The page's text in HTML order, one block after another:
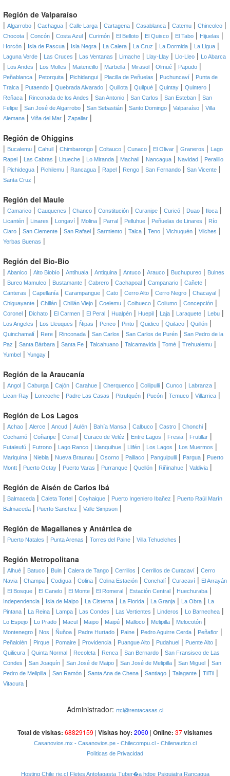
Región de Valparaíso
| Algarrobo | Cachagua | Calle Larga | Cartagena | Casablanca | Catemu | Chincolco |
Chocota | Concón | Costa Azul | Curimón | El Belloto | El Quisco | El Tabo | Hijuelas |
Horcón | Isla de Pascua | Isla Negra | La Calera | La Cruz | La Dormida | La Ligua |
Laguna Verde | Las Cruces | Las Ventanas | Limache | Llay-Llay | Llo-Lleo | Lo Abarca
| Los Andes | Los Molles | Maitencillo | Marbella | Mirasol | Olmué | Papudo |
Peñablanca | Petorquita | Pichidangui | Placilla de Peñuelas | Puchuncaví | Punta de
Tralca | Putaendo | Quebrada Alvarado | Quillota | Quilpué | Quintay | Quintero |
Reñaca | Rinconada de los Andes | San Antonio | San Carlos | San Esteban | San
Felipe | San José de Algarrobo | San Sebastián | Santo Domingo | Valparaíso | Villa
Alemana | Viña del Mar | Zapallar |
Región de Ohiggins
| Bucalemu | Cahuil | Chimbarongo | Coltauco | Cunaco | El Olivar | Graneros |
Lago
Rapel | Las Cabras | Litueche | Lo Miranda | Machalí | Nancagua | Navidad | Peralillo
| Pichidegua | Pichilemu | Rancagua | Rapel | Rengo | San Fernando | San Vicente |
Santa Cruz |
Región del Maule
| Camarico | Cauquenes | Chanco | Constitución | Curanipe | Curicó | Duao | Iloca |
Licantén | Linares | Longaví | Molina | Parral | Pelluhue | Peñuelas de Linares | Río
Claro | San Clemente | San Rafael | Sarmiento | Talca | Teno | Vichuquén | Vilches |
Yerbas Buenas |
Región del Bio-Bio
| Abanico | Alto Biobío | Antihuala | Antiquina | Antuco | Arauco | Buchupureo | Bulnes
| Bureo Mamuleo | Bustamante | Cabrero | Cachapoal | Campanario | Cañete |
Canteras | Capellanía | Carampangue | Cato | Cerro Alto | Cerro Negro | Chacayal |
Chiguayante | Chillán | Chillán Viejo | Coelemu | Coihueco | Coliumo | Concepción |
Coronel | Dichato | El Carmen | El Peral | Hualpén | Huepil | Laja | Laraquete | Lebu |
Los Angeles | Los Lleuques | Ñipas | Penco | Pinto | Quidico | Quilaco | Quillón |
Quinchamalí | Rere | Rinconada | San Carlos | San Carlos de Purén | San Pedro de la
Paz | Santa Bárbara | Santa Fe | Talcahuano | Talcamavida | Tomé | Trehualemu |
Yumbel | Yungay |
Región de la Araucanía
| Angol | Caburga | Cajón | Carahue | Cherquenco | Collipulli | Cunco | Labranza |
Lican-Ray | Loncoche | Padre Las Casas | Pitrufquén | Pucón | Temuco | Villarrica |
Región de Los Lagos
| Achao | Alerce | Ancud | Aulén | Bahía Mansa | Calbuco | Castro | Chonchi |
Cochamó | Coñaripe | Corral | Curaco de Veléz | Entre Lagos | Fresia | Frutillar |
Futaleufú | Futrono | Lago Ranco | Llanquihue | Llifén | Los Lagos | Los Muermos |
Mariquina | Niebla | Nueva Braunau | Osorno | Paillaco | Panguipulli | Pargua | Puerto
Montt | Puerto Octay | Puerto Varas | Purranque | Quellón | Riñinahue | Valdivia |
Región de Aisén de Carlos Ibá
| Balmaceda | Caleta Tortel | Coyhaique | Puerto Ingeniero Ibañez | Puerto Raúl Marín
Balmaceda | Puerto Sanchez | Valle Simpson |
Región de Magallanes y Antártica de
| Puerto Natales | Punta Arenas | Torres del Paine | Villa Tehuelches |
Región Metropolitana
| Alhué | Batuco | Buin | Calera de Tango | Cerrillos | Cerrillos de Curacaví | Cerro
Navia | Champa | Codigua | Colina | Colina Estación | Conchalí | Curacaví | El Arrayán
| El Bosque | El Canelo | El Monte | El Romeral | Estación Central | Huechuraba |
Independencia | Isla de Maipo | La Cisterna | La Florida | La Granja | La Obra |
La
Pintana | La Reina | Lampa | Las Condes | Las Vertientes | Linderos | Lo Barnechea |
Lo Espejo | Lo Prado | Macul | Maipo | Maipú | Malloco | Melipilla | Melocotón |
Montenegro | Nos | Ñuñoa | Padre Hurtado | Paine | Pedro Aguirre Cerda | Peñaflor |
Peñalolén | Pirque | Pomaire | Providencia | Puangue Alto | Pudahuel | Puente Alto |
Quilicura | Quinta Normal | Recoleta | Renca | San Bernardo | San Fransisco de Las
Condes | San Joaquín | San José de Maipo | San José de Melipilla | San Miguel | San
Pedro de Melipilla | San Ramón | Santa Ana de Chena | Santiago | Talagante | TilTil |
Vitacura |
Administrador: rtcl@rentacasas.cl
Total de visitas: 68829159 | Visitas hoy: 2060 | Online: 37visitantes
Casanovios.mx - Casanovios.pe- Chilecompu.cl - Chilenautico.cl
Políticas de Privacidad
Hosting Chile rie.cl Fletes Antofagasta Tuber�a hdpe Psiquiatra Rancagua